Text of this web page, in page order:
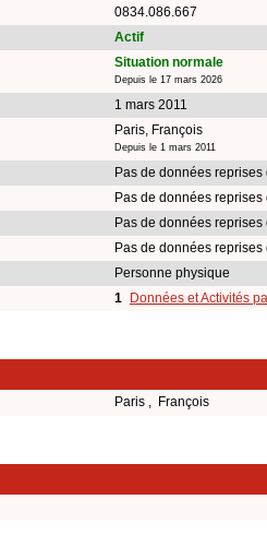
0834.086.667
Actif
Situation normale
Depuis le 17 mars 2026
1 mars 2011
Paris, François
Depuis le 1 mars 2011
Pas de données reprises
Pas de données reprises
Pas de données reprises
Pas de données reprises
Personne physique
1 Données et Activités
Paris , François